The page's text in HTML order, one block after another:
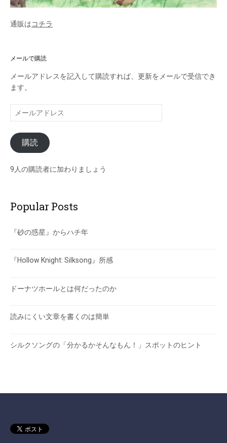
通販はコチラ
メールで購読
メールアドレスを記入して購読すれば、更新をメールで受信でき
ます。
ー
ル
ア
ド
レ
購読
9人の購読者に加わりましょう
Popular Posts
『砂の惑星』からハチ年
『Hollow Knight: Silksong』所感
ドーナツホールとは何だったのか
読みにくい文章を書くのは簡単
シルクソングの「分かるかそんなもん！」スポットのヒント